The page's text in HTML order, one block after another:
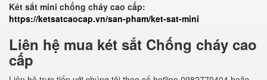
Két sắt mini chống cháy cao cấp:
https://ketsatcaocap.vn/san-pham/ket-sat-mini
Liên hệ mua két sắt Chống cháy cao
cấp